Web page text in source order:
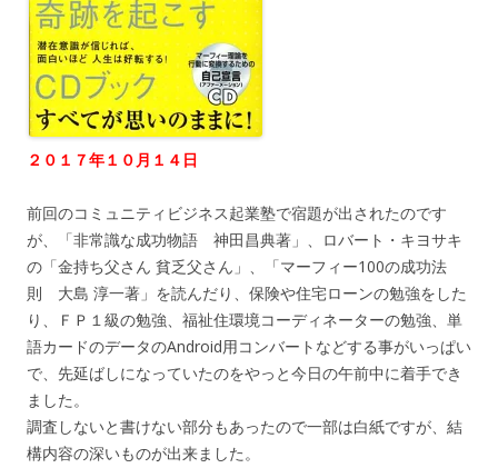
２０１７年１０月１４日
前回のコミュニティビジネス起業塾で宿題が出されたのです
が、「非常識な成功物語 神田昌典著」、ロバート・キヨサキ
の「金持ち父さん 貧乏父さん」、「マーフィー100の成功法
則 大島 淳一著」を読んだり、保険や住宅ローンの勉強をした
り、ＦＰ１級の勉強、福祉住環境コーディネーターの勉強、単
語カードのデータのAndroid用コンバートなどする事がいっぱい
で、先延ばしになっていたのをやっと今日の午前中に着手でき
ました。
調査しないと書けない部分もあったので一部は白紙ですが、結
構内容の深いものが出来ました。